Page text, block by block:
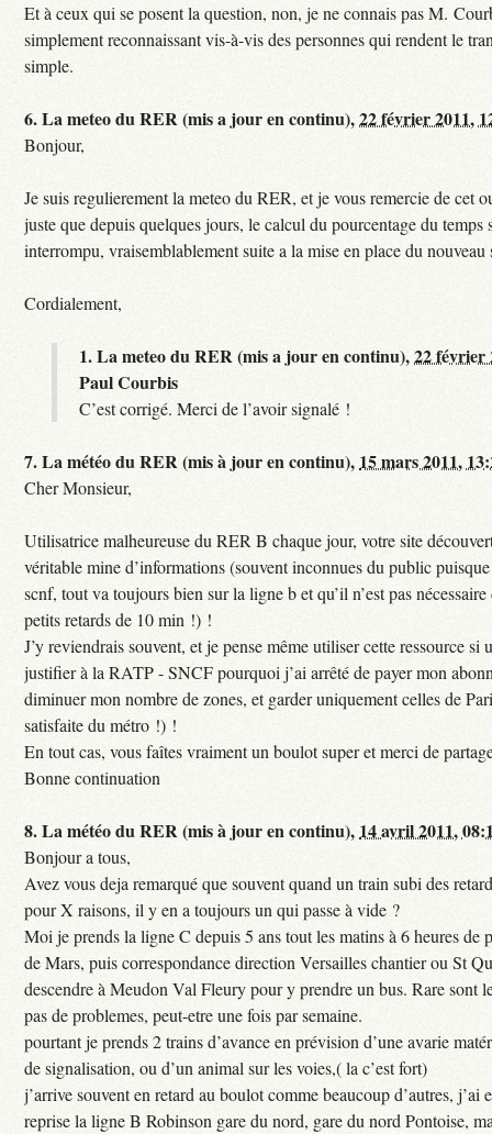
Et à ceux qui se posent la question, non, je ne connais pas M.
simplement reconnaissant vis-à-vis des personnes qui rendent le
simple.
6.La meteo du RER (mis a jour en continu),22 février 2011,
Bonjour,
Je suis regulierement la meteo du RER, et je vous remercie de cet
juste que depuis quelques jours, le calcul du pourcentage du temps
interrompu, vraisemblablement suite a la mise en place du
Cordialement,
1.La meteo du RER (mis a jour en continu),22 février
Paul Courbis
C’est corrigé. Merci de l’avoir signalé !
7.La météo du RER (mis à jour en continu), 15 mars 2011,
Cher Monsieur,
Utilisatrice malheureuse du RER B chaque jour, votre site
véritable mine d’informations (souvent inconnues du public
scnf, tout va toujours bien sur la ligne b et qu’il n’est pas
petits retards de 10 min !) !
J’y reviendrais souvent, et je pense même utiliser cette ressource si
justifier à la RATP - SNCF pourquoi j’ai arrêté de payer mon
diminuer mon nombre de zones, et garder uniquement celles de
satisfaite du métro !) !
En tout cas, vous faîtes vraiment un boulot super et merci de
Bonne continuation
8.La météo du RER (mis à jour en continu), 14 avril 2011,
Bonjour a tous,
Avez vous deja remarqué que souvent quand un train subi des
pour X raisons, il y en a toujours un qui passe à vide ?
Moi je prends la ligne C depuis 5 ans tout les matins à 6 heures de
de Mars, puis correspondance direction Versailles chantier ou St
descendre à Meudon Val Fleury pour y prendre un bus. Rare sont
pas de problemes, peut-etre une fois par semaine.
pourtant je prends 2 trains d’avance en prévision d’une avarie
de signalisation, ou d’un animal sur les voies,( la c’est fort)
j’arrive souvent en retard au boulot comme beaucoup d’autres, j’ai
reprise la ligne B Robinson gare du nord, gare du nord Pontoise,